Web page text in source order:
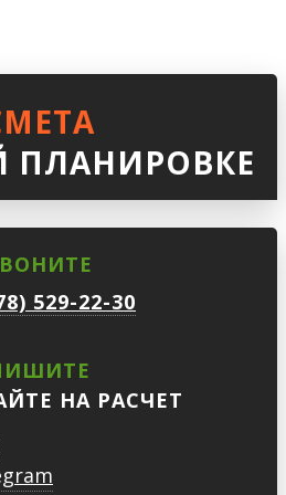
ПЛАНИРОВКЕ
529-22-30
НА РАСЧЕТ